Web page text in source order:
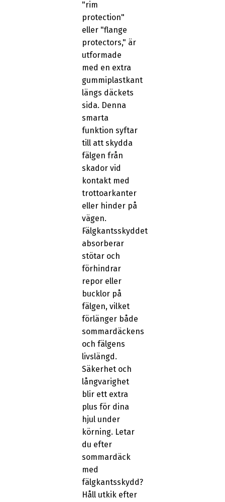
"rim
protection"
eller "flange
protectors," är
utformade
med en extra
gummiplastkant
längs däckets
sida. Denna
smarta
funktion syftar
till att skydda
fälgen från
skador vid
kontakt med
trottoarkanter
eller hinder på
vägen.
Fälgkantsskyddet
absorberar
stötar och
förhindrar
repor eller
bucklor på
fälgen, vilket
förlänger både
sommardäckens
och fälgens
livslängd.
Säkerhet och
långvarighet
blir ett extra
plus för dina
hjul under
körning. Letar
du efter
sommardäck
med
fälgkantsskydd?
Håll utkik efter